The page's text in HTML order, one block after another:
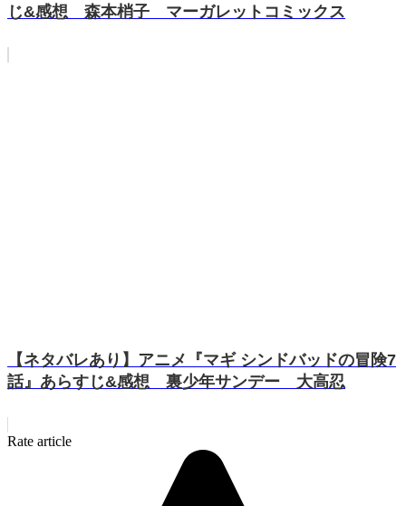
じ&感想 森本梢子 マーガレットコミックス
【ネタバレあり】アニメ『マギ シンドバッドの冒険7
話』あらすじ&感想 裏少年サンデー 大高忍
Rate article